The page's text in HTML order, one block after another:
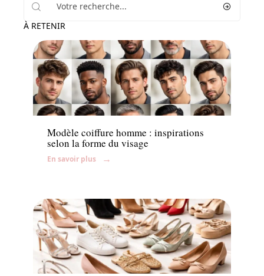
À RETENIR
Beauté
Modèle coiffure homme : inspirations
selon la forme du visage
En savoir plus
Accessoires